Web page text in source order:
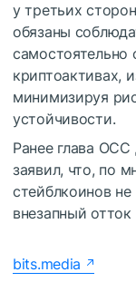
у третьих
обязаны
самостоятельно
криптоактивах,
минимизируя
устойчивости.
Ранее глава
заявил, что, по
стейблкоинов
внезапный
bits.media